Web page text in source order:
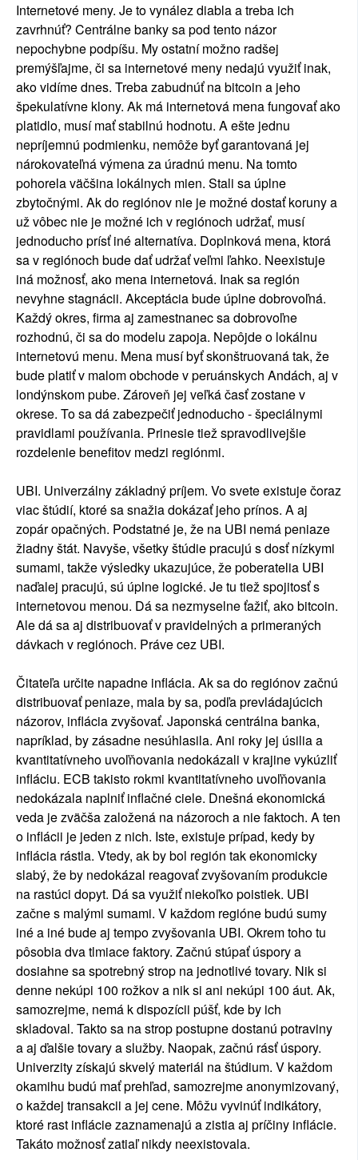
Internetové meny. Je to vynález diabla a treba ich
zavrhnúť? Centrálne banky sa pod tento názor
nepochybne podpíšu. My ostatní možno radšej
premýšľajme, či sa internetové meny nedajú využiť inak,
ako vidíme dnes. Treba zabudnúť na bitcoin a jeho
špekulatívne klony. Ak má internetová mena fungovať ako
platidlo, musí mať stabilnú hodnotu. A ešte jednu
nepríjemnú podmienku, nemôže byť garantovaná jej
nárokovateľná výmena za úradnú menu. Na tomto
pohorela väčšina lokálnych mien. Stali sa úplne
zbytočnými. Ak do regiónov nie je možné dostať koruny a
už vôbec nie je možné ich v regiónoch udržať, musí
jednoducho prísť iné alternatíva. Doplnková mena, ktorá
sa v regiónoch bude dať udržať veľmi ľahko. Neexistuje
iná možnosť, ako mena internetová. Inak sa región
nevyhne stagnácii. Akceptácia bude úplne dobrovoľná.
Každý okres, firma aj zamestnanec sa dobrovoľne
rozhodnú, či sa do modelu zapoja. Nepôjde o lokálnu
internetovú menu. Mena musí byť skonštruovaná tak, že
bude platiť v malom obchode v peruánskych Andách, aj v
londýnskom pube. Zároveň jej veľká časť zostane v
okrese. To sa dá zabezpečiť jednoducho - špeciálnymi
pravidlami používania. Prinesie tiež spravodlivejšie
rozdelenie benefitov medzi regiónmi.
UBI. Univerzálny základný príjem. Vo svete existuje čoraz
viac štúdií, ktoré sa snažia dokázať jeho prínos. A aj
zopár opačných. Podstatné je, že na UBI nemá peniaze
žiadny štát. Navyše, všetky štúdie pracujú s dosť nízkymi
sumami, takže výsledky ukazujúce, že poberatelia UBI
naďalej pracujú, sú úplne logické. Je tu tiež spojitosť s
internetovou menou. Dá sa nezmyselne ťažiť, ako bitcoin.
Ale dá sa aj distribuovať v pravidelných a primeraných
dávkach v regiónoch. Práve cez UBI.
Čitateľa určite napadne inflácia. Ak sa do regiónov začnú
distribuovať peniaze, mala by sa, podľa prevládajúcich
názorov, inflácia zvyšovať. Japonská centrálna banka,
napríklad, by zásadne nesúhlasila. Ani roky jej úsilia a
kvantitatívneho uvoľňovania nedokázali v krajine vykúzliť
infláciu. ECB takisto rokmi kvantitatívneho uvoľňovania
nedokázala naplniť inflačné ciele. Dnešná ekonomická
veda je zväčša založená na názoroch a nie faktoch. A ten
o inflácii je jeden z nich. Iste, existuje prípad, kedy by
inflácia rástla. Vtedy, ak by bol región tak ekonomicky
slabý, že by nedokázal reagovať zvyšovaním produkcie
na rastúci dopyt. Dá sa využiť niekoľko poistiek. UBI
začne s malými sumami. V každom regióne budú sumy
iné a iné bude aj tempo zvyšovania UBI. Okrem toho tu
pôsobia dva tlmiace faktory. Začnú stúpať úspory a
dosiahne sa spotrebný strop na jednotlivé tovary. Nik si
denne nekúpi 100 rožkov a nik si ani nekúpi 100 áut. Ak,
samozrejme, nemá k dispozícii púšť, kde by ich
skladoval. Takto sa na strop postupne dostanú potraviny
a aj ďalšie tovary a služby. Naopak, začnú rásť úspory.
Univerzity získajú skvelý materiál na štúdium. V každom
okamihu budú mať prehľad, samozrejme anonymizovaný,
o každej transakcii a jej cene. Môžu vyvinúť indikátory,
ktoré rast inflácie zaznamenajú a zistia aj príčiny inflácie.
Takáto možnosť zatiaľ nikdy neexistovala.